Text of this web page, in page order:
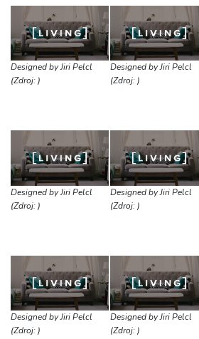
Designed by Jiri Pelcl
(Zdroj: )
Designed by Jiri Pelcl
(Zdroj: )
Designed by Jiri Pelcl
(Zdroj: )
Designed by Jiri Pelcl
(Zdroj: )
Designed by Jiri Pelcl
(Zdroj: )
Designed by Jiri Pelcl
(Zdroj: )